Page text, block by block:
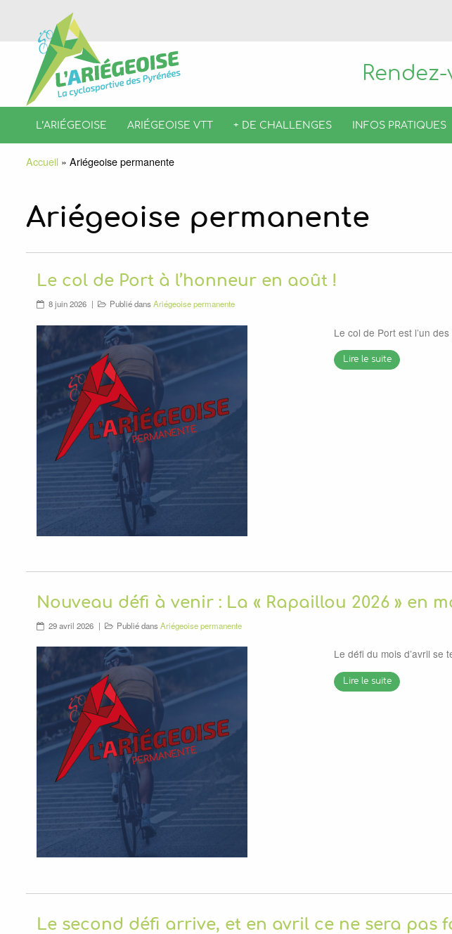
L’ARIÉGEOISE ARIÉGEOISE VTT + DE CHALLENGES INFOS PRATIQUES
Accueil » Ariégeoise permanente
Ariégeoise permanente
Le col de Port à l’honneur en août !
8 juin 2026 Publié dansAriégeoise permanente
Le col de Port est l’un
Lire le suite
Nouveau défi à venir : La « Rapaillou 2026 » en
29 avril 2026 Publié dansAriégeoise permanente
Le défi du mois d’avril
Lire le suite
Le second défi arrive, et en avril ce ne sera pas